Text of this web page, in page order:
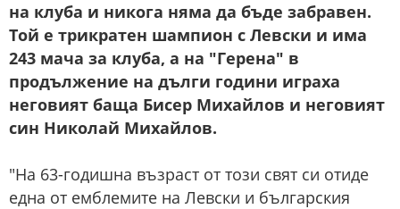
на клуба и никога няма да бъде забравен.
Той е трикратен шампион с Левски и има
243 мача за клуба, а на "Герена" в
продължение на дълги години играха
неговият баща Бисер Михайлов и неговият
син Николай Михайлов.
"На 63-годишна възраст от този свят си отиде
една от емблемите на Левски и българския